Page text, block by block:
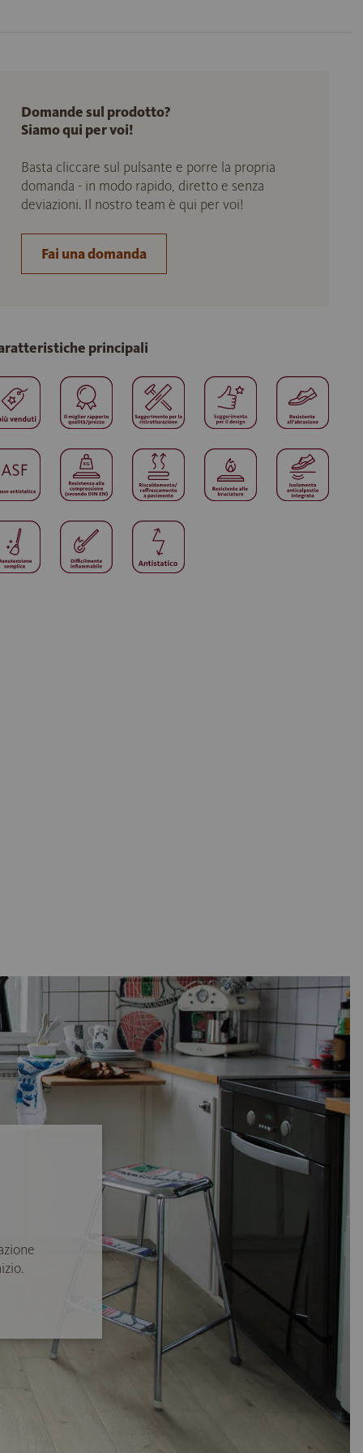
Domande sul prodotto?
Siamo qui per voi!
Basta cliccare sul pulsante e porre la propria
domanda - in modo rapido, diretto e senza
deviazioni. Il nostro team è qui per voi!
Fai una domanda
principali